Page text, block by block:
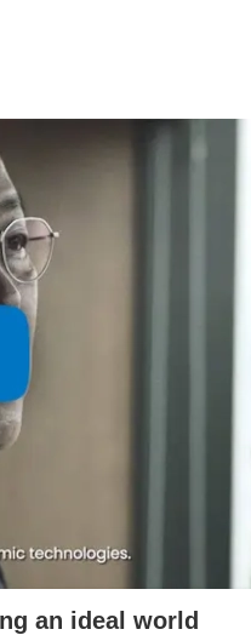
an ideal world